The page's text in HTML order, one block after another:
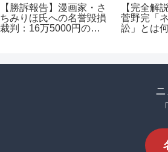
【勝訴報告】漫画家・さ
ちみりほ氏への名誉毀損
裁判：16万5000円の賠
【完全解
菅野完「
訟」とは